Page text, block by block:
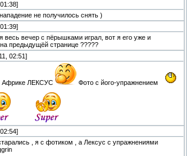
не получилось снять )
весь вечер с пёрышками играл, вот я его уже и
предыдущёй странице ?????
02:51]
Африке ЛЕКСУС Фото с його-упражнением
, я с фотиком , а Лексус с упражнениями